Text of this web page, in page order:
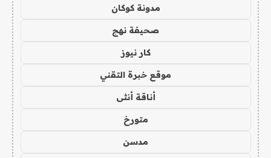
مدونة كوكان
صحيفة نهج
كار نيوز
موقع خبرة التقني
أناقة أنثى
متورخ
مدسن